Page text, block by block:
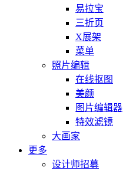
易拉宝
三折页
X展架
菜单
照片编辑
在线抠图
美颜
图片编辑器
特效滤镜
大画家
更多
设计师招募